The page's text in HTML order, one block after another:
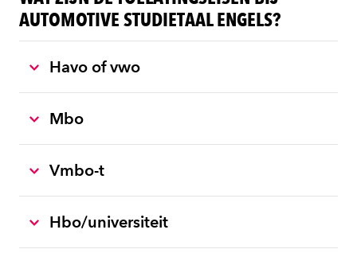
AUTOMOTIVE STUDIETAAL ENGELS?
Havo of vwo
Mbo
Vmbo-t
Hbo/universiteit